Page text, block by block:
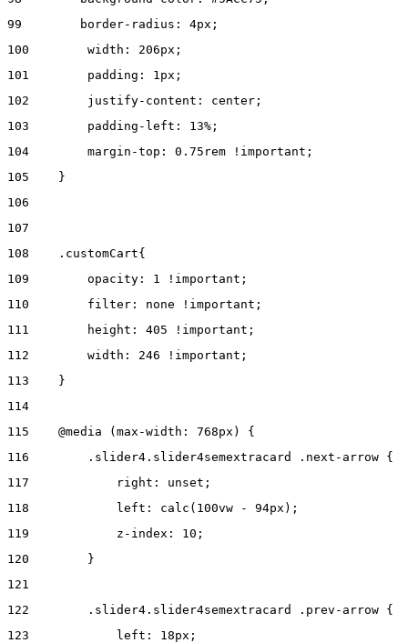
99
        border-radius: 4px;
100
        width: 206px;
101
        padding: 1px;
102
        justify-content: center;
103
        padding-left: 13%;
104
        margin-top: 0.75rem !important;
105
    }
106
107
108
    .customCart{
109
        opacity: 1 !important;
110
        filter: none !important;
111
        height: 405 !important;
112
        width: 246 !important;
113
    }
114
115
    @media (max-width: 768px) {
116
        .slider4.slider4semextracard .next-arrow {
117
            right: unset;
118
            left: calc(100vw - 94px);
119
            z-index: 10;
120
        }
121
122
        .slider4.slider4semextracard .prev-arrow {
123
            left: 18px;